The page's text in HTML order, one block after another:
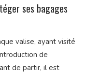
ses bagages
valise, ayant visité
de
de partir, il est